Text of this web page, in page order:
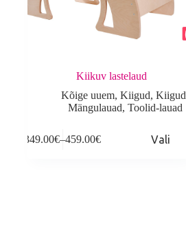
Kiikuv lastelaud
Kõige uuem,Kiigud,Kiigud
Mängulauad, Toolid-lauad
349.00€–459.00€
Price
Vali
product